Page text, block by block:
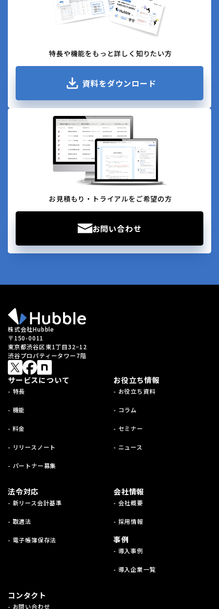
特長や機能をもっと詳しく知りたい方
資料をダウンロード
お見積もり・トライアルをご希望の方
お問い合わせ
株式会社Hubble
〒150-0011
東京都渋谷区東1丁目32−12
渋谷プロパティータワー7階
サービスについて
- 特長
- 機能
- 料金
- リリースノート
- パートナー募集
お役立ち情報
- お役立ち資料
- コラム
- セミナー
- ニュース
法令対応
- 新リース会計基準
- 取適法
- 電子帳簿保存法
会社情報
- 会社概要
- 採用情報
事例
- 導入事例
- 導入企業一覧
コンタクト
- お問い合わせ